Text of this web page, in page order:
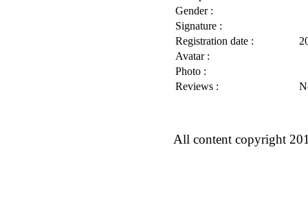
Gender :
Signature :
Registration date :
Avatar :
Photo :
Reviews :
All content copyright